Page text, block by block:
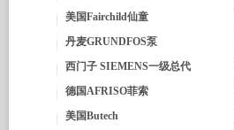
美国Fairchild仙童
丹麦GRUNDFOS泵
西门子 SIEMENS一级总代
德国AFRISO菲索
美国Butech